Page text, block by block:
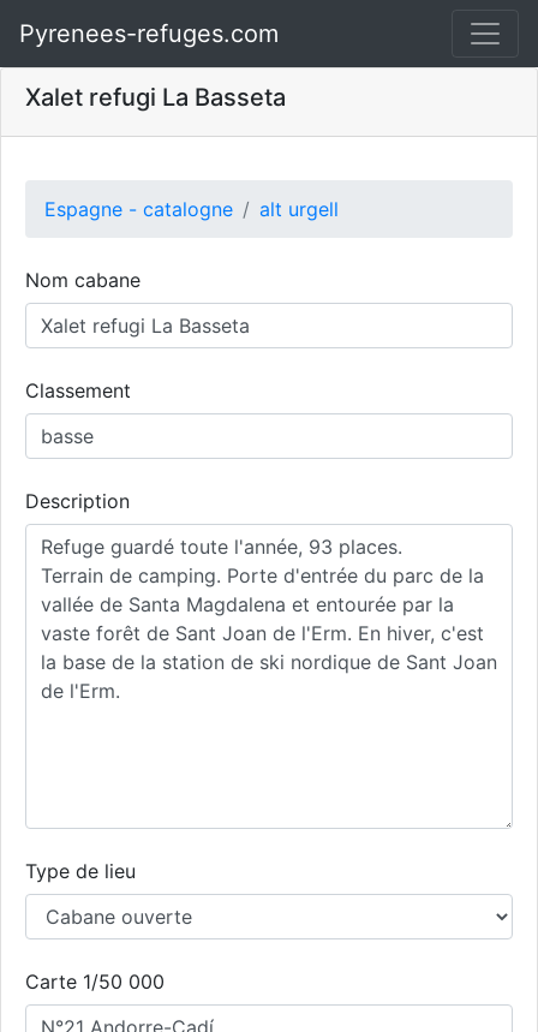
Pyrenees-refuges.com
Xalet refugi La Basseta
Espagne - catalogne alt urgell
Nom cabane
Classement
Description
Type de lieu
Carte 1/50 000